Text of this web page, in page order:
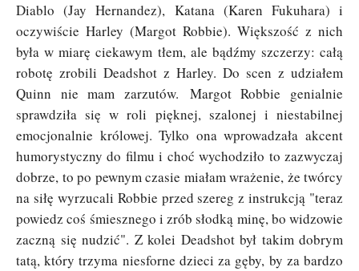
Diablo (Jay Hernandez), Katana (Karen Fukuhara) i
oczywiście Harley (Margot Robbie). Większość z nich
była w miarę ciekawym tłem, ale bądźmy szczerzy: całą
robotę zrobili Deadshot z Harley. Do scen z udziałem
Quinn nie mam zarzutów. Margot Robbie genialnie
sprawdziła się w roli pięknej, szalonej i niestabilnej
emocjonalnie królowej. Tylko ona wprowadzała akcent
humorystyczny do filmu i choć wychodziło to zazwyczaj
dobrze, to po pewnym czasie miałam wrażenie, że twórcy
na siłę wyrzucali Robbie przed szereg z instrukcją "teraz
powiedz coś śmiesznego i zrób słodką minę, bo widzowie
zaczną się nudzić". Z kolei Deadshot był takim dobrym
tatą, który trzyma niesforne dzieci za gęby, by za bardzo